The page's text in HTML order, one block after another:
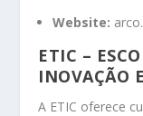
Website:
ETIC –
INOVAÇÃO
A ETIC oferece